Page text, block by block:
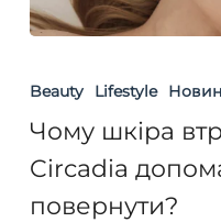
шкіра
сяйво,
і
як
Beauty Lifestyle
Чому шкіра
Circadia
повернути?